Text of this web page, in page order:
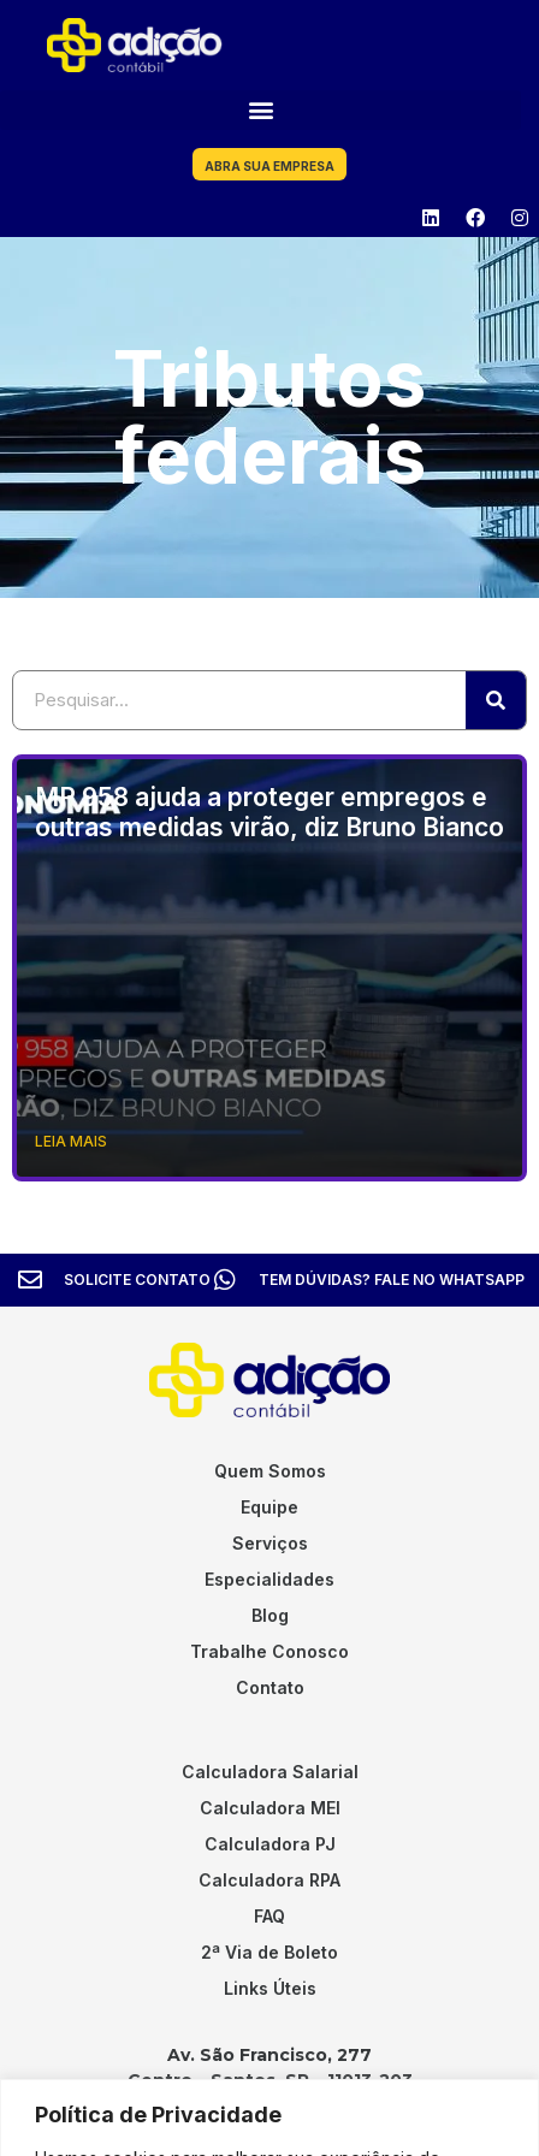
Política de Privacidade
ABRA SUA EMPRESA
Tributos
federais
MP 958 ajuda a proteger empregos e
outras medidas virão, diz Bruno Bianco
LEIA MAIS
SOLICITE CONTATO TEM DÚVIDAS? FALE NO WHATSAPP
Quem Somos
Equipe
Serviços
Especialidades
Blog
Trabalhe Conosco
Contato
Calculadora Salarial
Calculadora MEI
Calculadora PJ
Calculadora RPA
FAQ
2ª Via de Boleto
Links Úteis
Av. São Francisco, 277
Centro – Santos, SP – 11013-203
Contatos: